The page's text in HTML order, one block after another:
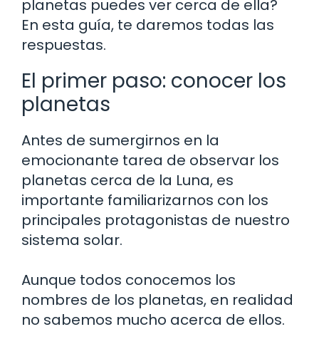
planetas puedes ver cerca de ella?
En esta guía, te daremos todas las
respuestas.
El primer paso: conocer los
planetas
Antes de sumergirnos en la
emocionante tarea de observar los
planetas cerca de la Luna, es
importante familiarizarnos con los
principales protagonistas de nuestro
sistema solar.
Aunque todos conocemos los
nombres de los planetas, en realidad
no sabemos mucho acerca de ellos.